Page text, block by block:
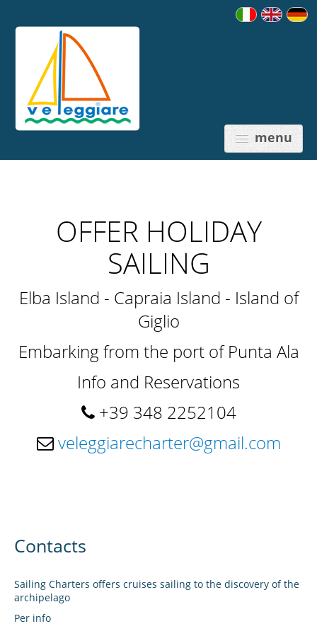
menu
PRICES
THE SAILING BOAT
DESTINATIONS
OFFER HOLIDAY
SAILING
Elba Island - Capraia Island - Island of
Giglio
Embarking from the port of Punta Ala
Info and Reservations
+39 348 2252104
veleggiarecharter@gmail.com
Contacts
Sailing Charters offers cruises sailing to the discovery of the
archipelago
Per info